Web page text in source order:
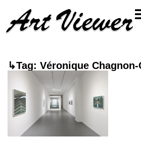
↳Tag: Véronique Chagnon-